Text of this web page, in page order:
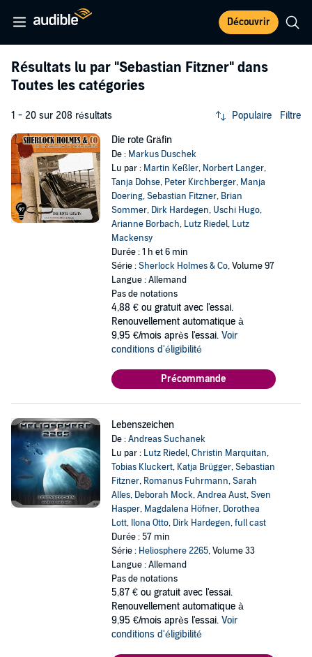
Découvrir
Résultats lu par "Sebastian Fitzner" dans
Toutes les catégories
1 - 20 sur 208 résultats Populaire Filtre
Die rote Gräfin
De : Markus Duschek
Lu par : Martin Keßler, Norbert Langer,
Tanja Dohse, Peter Kirchberger, Manja
Doering,Sebastian Fitzner, Brian
Sommer, Dirk Hardegen, Uschi Hugo,
Arianne Borbach, Lutz Riedel, Lutz
Mackensy
Durée : 1 h et 6 min
Série :Sherlock Holmes & Co, Volume 97
Langue : Allemand
Pas de notations
4,88 € ou gratuit avec l'essai.
Renouvellement automatique à
9,95 €/mois après l'essai. Voir
conditions d'éligibilité
Précommande
Lebenszeichen
De :Andreas Suchanek
Lu par : Lutz Riedel,Christin Marquitan,
Tobias Kluckert, Katja Brügger,Sebastian
Fitzner, Romanus Fuhrmann,Sarah
Alles, Deborah Mock,Andrea Aust,Sven
Hasper, Magdalena Höfner, Dorothea
Lott, Ilona Otto, Dirk Hardegen,full cast
Durée : 57 min
Série : Heliosphere 2265, Volume 33
Langue : Allemand
Pas de notations
5,87 € ou gratuit avec l'essai.
Renouvellement automatique à
9,95 €/mois après l'essai. Voir
conditions d'éligibilité